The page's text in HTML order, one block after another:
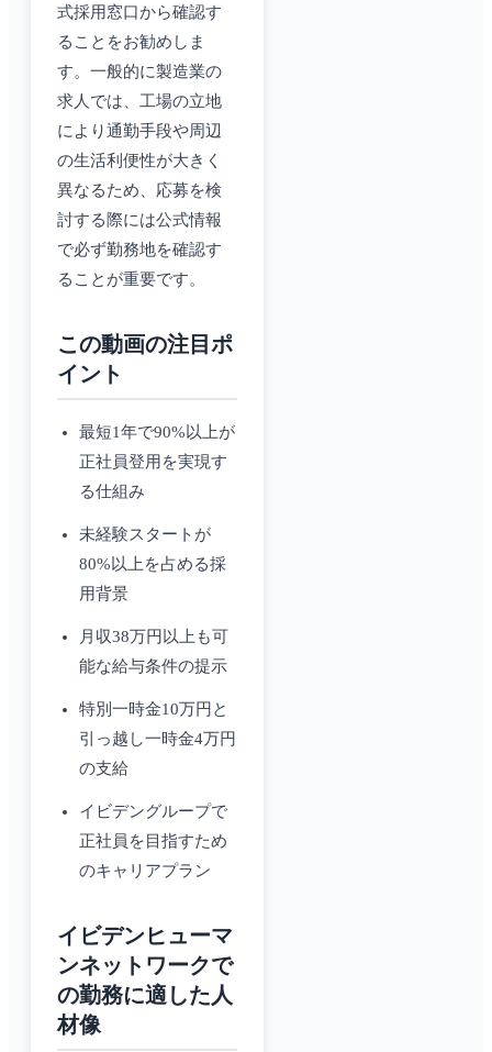
式採用窓口から確認す
ることをお勧めしま
す。一般的に製造業の
求人では、工場の立地
により通勤手段や周辺
の生活利便性が大きく
異なるため、応募を検
討する際には公式情報
で必ず勤務地を確認す
ることが重要です。
この動画の注目ポ
イント
最短1年で90%以上が
正社員登用を実現す
る仕組み
未経験スタートが
80%以上を占める採
用背景
月収38万円以上も可
能な給与条件の提示
特別一時金10万円と
引っ越し一時金4万円
の支給
イビデングループで
正社員を目指すため
のキャリアプラン
イビデンヒューマ
ンネットワークで
の勤務に適した人
材像